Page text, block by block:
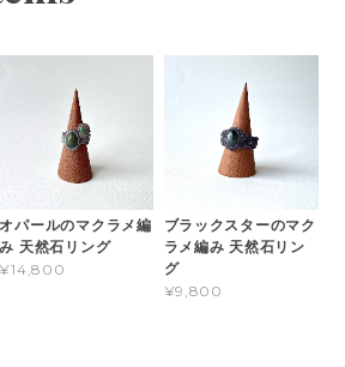
オパールのマクラメ編
み 天然石リング
¥14,800
ブラックスターのマク
ラメ編み 天然石リン
グ
¥9,800